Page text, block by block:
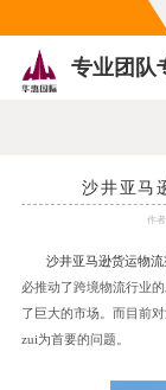
专业团队
沙井亚马
作者
沙井亚马逊货运物流
必推动了跨境物流行业
了巨大的市场。而目前
zui为首要的问题。